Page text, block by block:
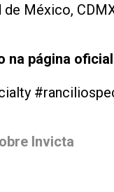
de México,
na página
Invicta